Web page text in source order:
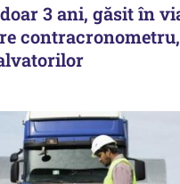
3 ani, găsit în